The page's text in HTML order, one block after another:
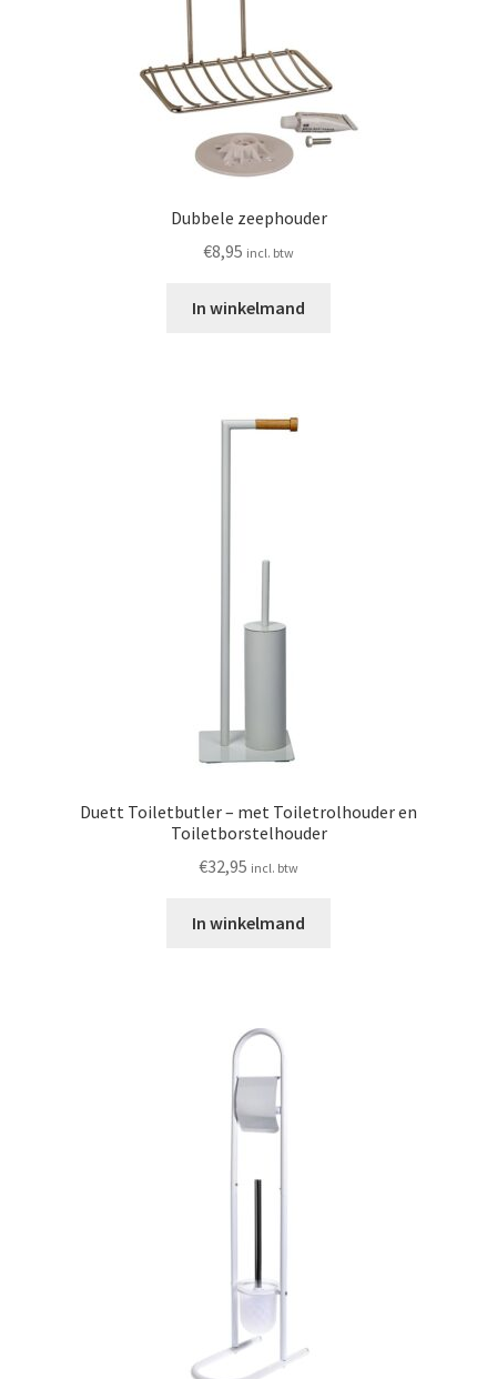
Dubbele zeephouder
€8,95 incl. btw
In winkelmand
Duett Toiletbutler – met Toiletrolhouder en
Toiletborstelhouder
€32,95 incl. btw
In winkelmand